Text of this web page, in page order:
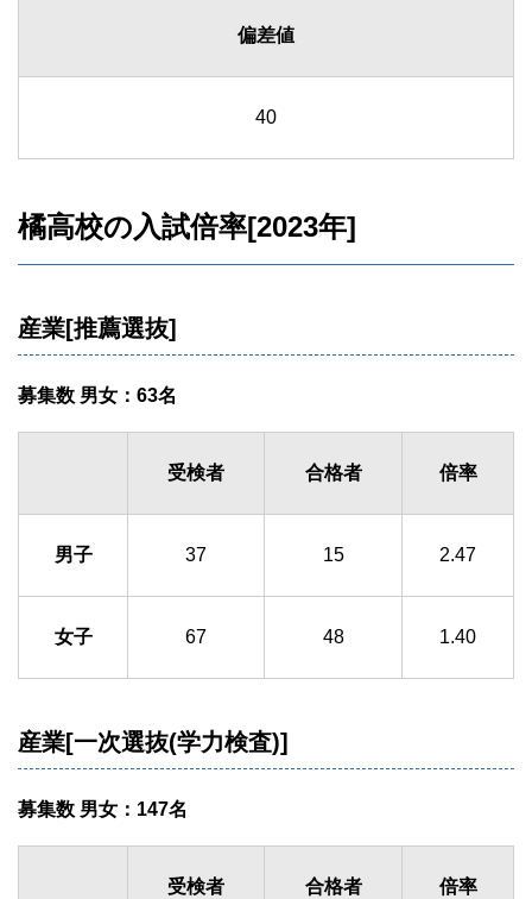
偏差値
40
橘高校の入試倍率[2023年]
産業[推薦選抜]
募集数 男女：63名
受検者 合格者 倍率
男子 37 15 2.47
女子 67 48 1.40
産業[一次選抜(学力検査)]
募集数 男女：147名
受検者 合格者 倍率